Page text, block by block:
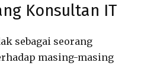
Konsultan IT
sebagai seorang
masing-masing